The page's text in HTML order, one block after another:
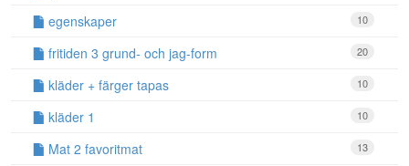
10
egenskaper
20
fritiden 3 grund- och jag-form
10
kläder + färger tapas
10
kläder 1
13
Mat 2 favoritmat